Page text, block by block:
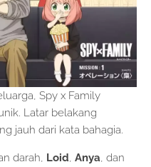
Spy x Family
Latar belakang
jauh dari kata bahagia.
darah, Loid, Anya, dan